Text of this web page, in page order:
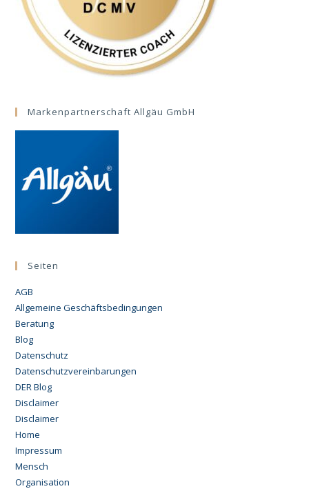
Markenpartnerschaft Allgäu GmbH
Seiten
AGB
Allgemeine Geschäftsbedingungen
Beratung
Blog
Datenschutz
Datenschutzvereinbarungen
DER Blog
Disclaimer
Disclaimer
Home
Impressum
Mensch
Organisation